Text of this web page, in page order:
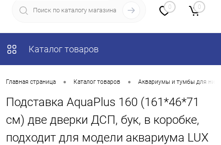
0 0
Каталог товаров
Главная страница • Каталог товаров • Аквариумы и тумбы для них
Подставка AquaPlus 160 (161*46*71
см) две дверки ДСП, бук, в коробке,
подходит для модели аквариума LUX